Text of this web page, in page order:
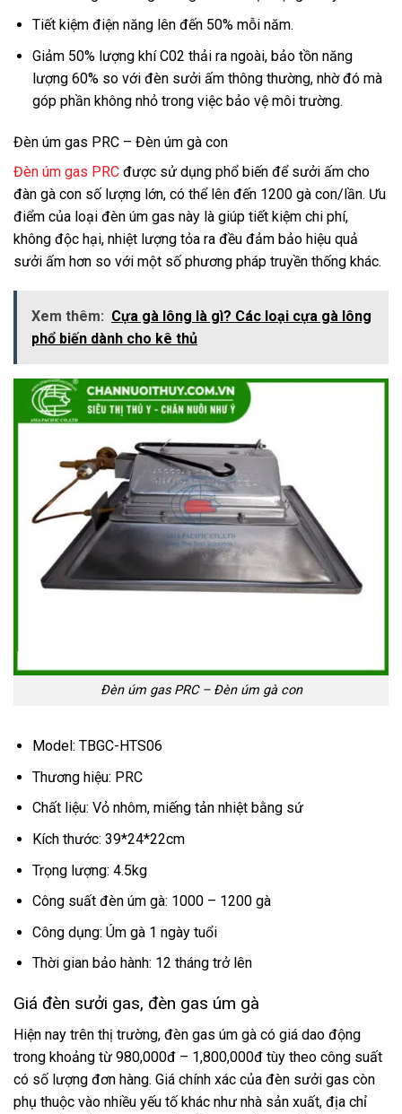
Tiết kiệm điện năng lên đến 50% mỗi năm.
Giảm 50% lượng khí C02 thải ra ngoài, bảo tồn năng
lượng 60% so với đèn sưởi ấm thông thường, nhờ đó mà
góp phần không nhỏ trong việc bảo vệ môi trường.
Đèn úm gas PRC – Đèn úm gà con
Đèn úm gas PRC được sử dụng phổ biến để sưởi ấm cho
đàn gà con số lượng lớn, có thể lên đến 1200 gà con/lần. Ưu
điểm của loại đèn úm gas này là giúp tiết kiệm chi phí,
không độc hại, nhiệt lượng tỏa ra đều đảm bảo hiệu quả
sưởi ấm hơn so với một số phương pháp truyền thống khác.
Xem thêm: Cựa gà lông là gì? Các loại cựa gà lông
phổ biến dành cho kê thủ
Đèn úm gas PRC – Đèn úm gà con
Model: TBGC-HTS06
Thương hiệu: PRC
Chất liệu: Vỏ nhôm, miếng tản nhiệt bằng sứ
Kích thước: 39*24*22cm
Trọng lượng: 4.5kg
Công suất đèn úm gà: 1000 – 1200 gà
Công dụng: Úm gà 1 ngày tuổi
Thời gian bảo hành: 12 tháng trở lên
Giá đèn sưởi gas, đèn gas úm gà
Hiện nay trên thị trường, đèn gas úm gà có giá dao động
trong khoảng từ 980,000đ – 1,800,000đ tùy theo công suất
có số lượng đơn hàng. Giá chính xác của đèn sưởi gas còn
phụ thuộc vào nhiều yếu tố khác như nhà sản xuất, địa chỉ